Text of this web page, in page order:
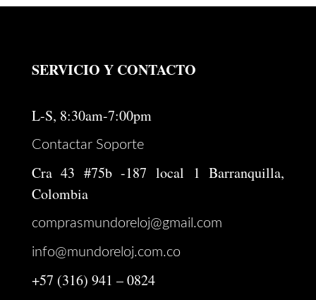
SERVICIO Y CONTACTO
L-S, 8:30am-7:00pm
Contactar Soporte
Cra 43 #75b -187 local 1 Barranquilla,
Colombia
comprasmundoreloj@gmail.com
info@mundoreloj.com.co
+57 (316) 941 – 0824